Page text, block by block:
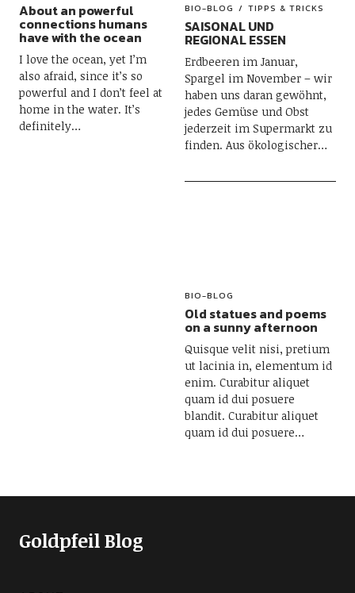
BIO-BLOG TIPPS & TRICKS
SAISONAL UND
REGIONAL ESSEN
Erdbeeren im Januar,
Spargel im November – wir
haben uns daran gewöhnt,
jedes Gemüse und Obst
jederzeit im Supermarkt zu
finden. Aus ökologischer…
About an powerful
connections humans
have with the ocean
I love the ocean, yet I’m
also afraid, since it’s so
powerful and I don’t feel at
home in the water. It’s
definitely…
BIO-BLOG
Old statues and poems
on a sunny afternoon
Quisque velit nisi, pretium
ut lacinia in, elementum id
enim. Curabitur aliquet
quam id dui posuere
blandit. Curabitur aliquet
quam id dui posuere…
Goldpfeil Blog